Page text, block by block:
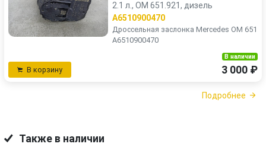
2.1 л., OM 651.921, дизель
A6510900470
Дроссельная заслонка Mercedes OM 651
A6510900470
В корзину
В наличии
3 000 ₽
Подробнее
Также в наличии